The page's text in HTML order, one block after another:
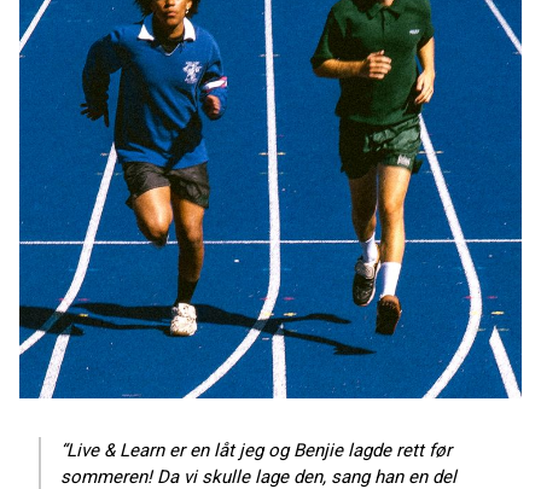
“Live & Learn er en låt jeg og Benjie lagde rett før
sommeren! Da vi skulle lage den, sang han en del